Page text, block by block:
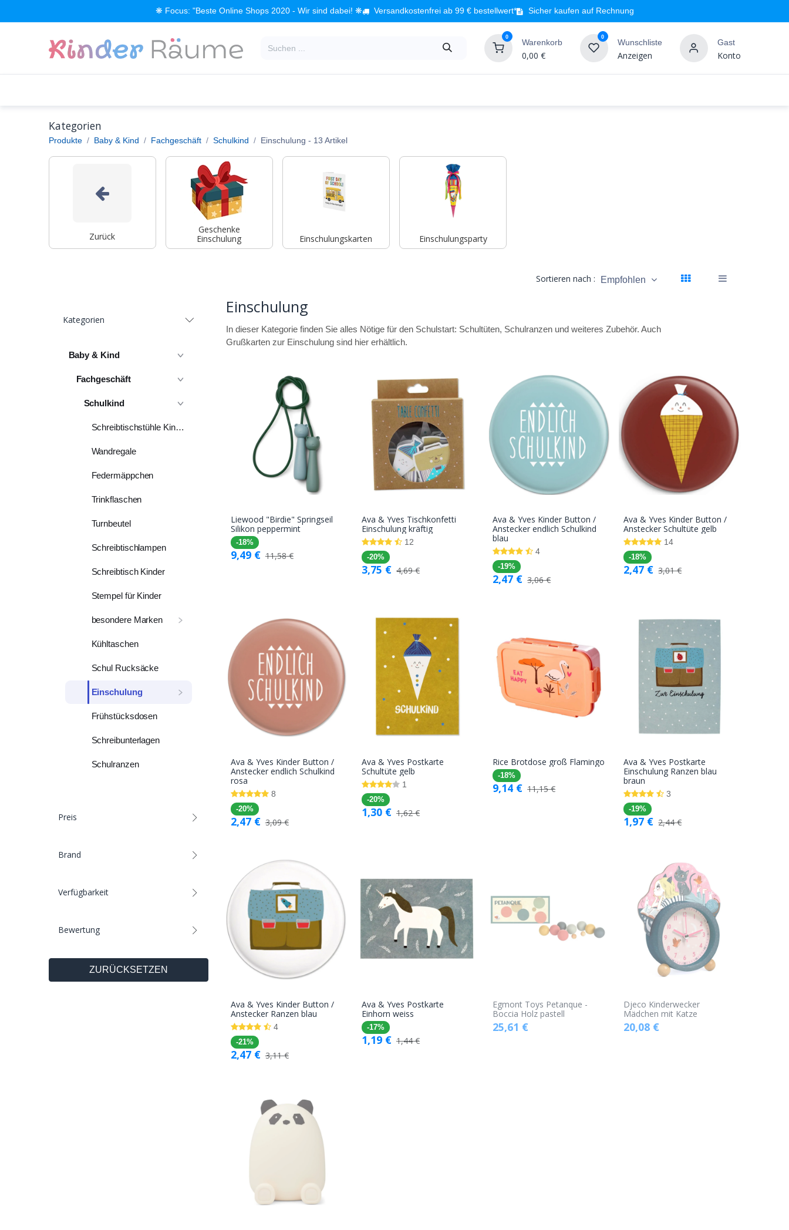
❋ Focus: "Beste Online Shops 2020 - Wir sind dabei! ❋ Versandkostenfrei ab 99 € bestellwert* Sicher kaufen auf Rechnung
0
Warenkorb
0,00 €
0
Wunschliste
Anzeigen
Gast
Konto
Kategorien
Produkte Baby & Kind Fachgeschäft Schulkind Einschulung - 13 Artikel
Zurück
Geschenke
Einschulung
Einschulungskarten Einschulungsparty
Sortieren nach : Empfohlen
Kategorien
Baby & Kind
Fachgeschäft
Schulkind
Schreibtischstühle Kinder
Wandregale
Federmäppchen
Trinkflaschen
Turnbeutel
Schreibtischlampen
Schreibtisch Kinder
Stempel für Kinder
besondere Marken
Kühltaschen
Schul Rucksäcke
Einschulung
Frühstücksdosen
Schreibunterlagen
Schulranzen
Preis
Brand
Verfügbarkeit
Bewertung
ZURÜCKSETZEN
Einschulung
In dieser Kategorie finden Sie alles Nötige für den Schulstart: Schultüten, Schulranzen und weiteres Zubehör. Auch
Grußkarten zur Einschulung sind hier erhältlich.
In den
Liewood "Birdie" Springseil
Silikon peppermint
-18%
9,49€ 11,58€
In den
Warenkorb
Ava & Yves Tischkonfetti
Einschulung kräftig
12
-20%
3,75 € 4,69€
In den
Ava & Yves Kinder Button /
Anstecker endlich Schulkind
blau
4
-19%
2,47 € 3,06€
In den
Warenkorb
Ava & Yves Kinder Button /
Anstecker Schultüte gelb
14
-18%
2,47 € 3,01€
In den
Ava & Yves Kinder Button /
Anstecker endlich Schulkind
rosa
8
-20%
2,47€ 3,09€
In den
Warenkorb
Ava & Yves Postkarte
Schultüte gelb
1
-20%
1,30€ 1,62€
In den
Rice Brotdose groß Flamingo
-18%
9,14 € 11,15€
In den
Ava & Yves Postkarte
Einschulung Ranzen blau
braun
3
-19%
1,97 € 2,44€
In den
Warenkorb
Ava & Yves Kinder Button /
Anstecker Ranzen blau
4
-21%
2,47€ 3,11€
In den
Ava & Yves Postkarte
Einhorn weiss
-17%
1,19€ 1,44€
Egmont Toys Petanque -
Boccia Holz pastell
25,61 €
Djeco Kinderwecker
Mädchen mit Katze
20,08 €